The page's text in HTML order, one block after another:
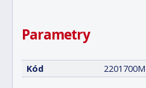
Parametry
Kód 2201700M